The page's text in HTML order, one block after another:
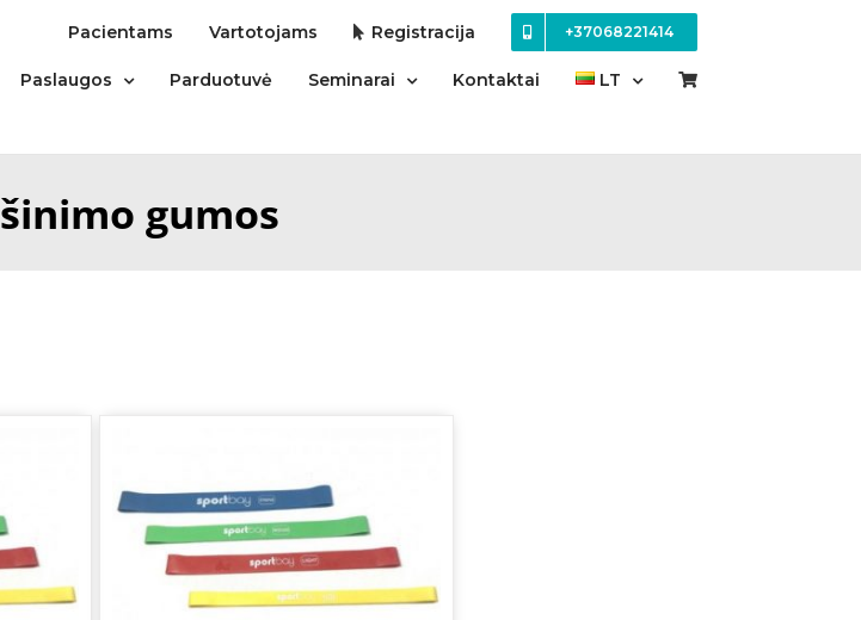
Pacientams Vartotojams Registracija +37068221414
Paslaugos Parduotuvė Seminarai Kontaktai LT
gumos